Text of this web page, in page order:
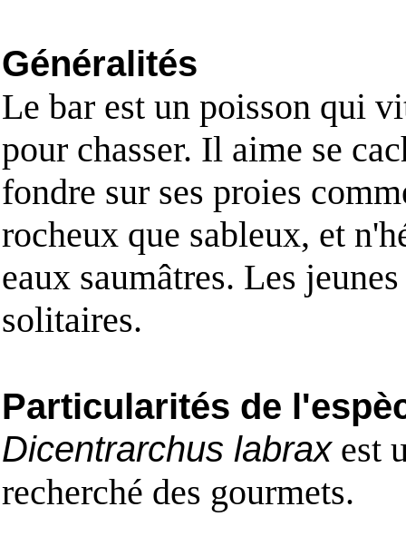
Généralités
Le bar est un poisson qui
pour chasser. Il aime se
fondre sur ses proies
rocheux que sableux, et
eaux saumâtres. Les
solitaires.
Particularités de
Dicentrarchus labraxest
recherché des gourmets.